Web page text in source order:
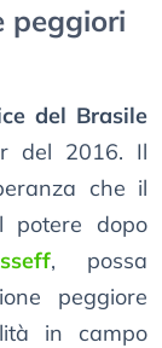
peggiori
del Brasile
del 2016. Il
che il
potere dopo
, possa
peggiore
in campo